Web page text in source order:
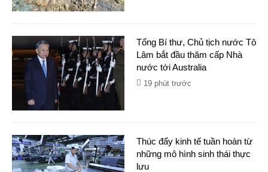
Tổng Bí thư, Chủ tịch nước Tô
Lâm bắt đầu thăm cấp Nhà
nước tới Australia
19 phút trước
Thúc đẩy kinh tế tuần hoàn từ
những mô hình sinh thái thực
lưu